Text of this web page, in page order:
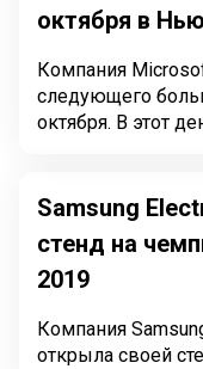
октября в
Компания
следующего
октября. В этот
Samsung
стенд на
2019
Компания
открыла своей